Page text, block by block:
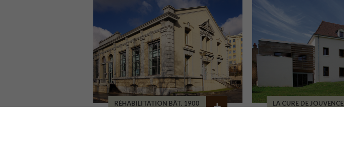
RÉHABILITATION BÂT. 1900
LA CURE DE JOUVENCE